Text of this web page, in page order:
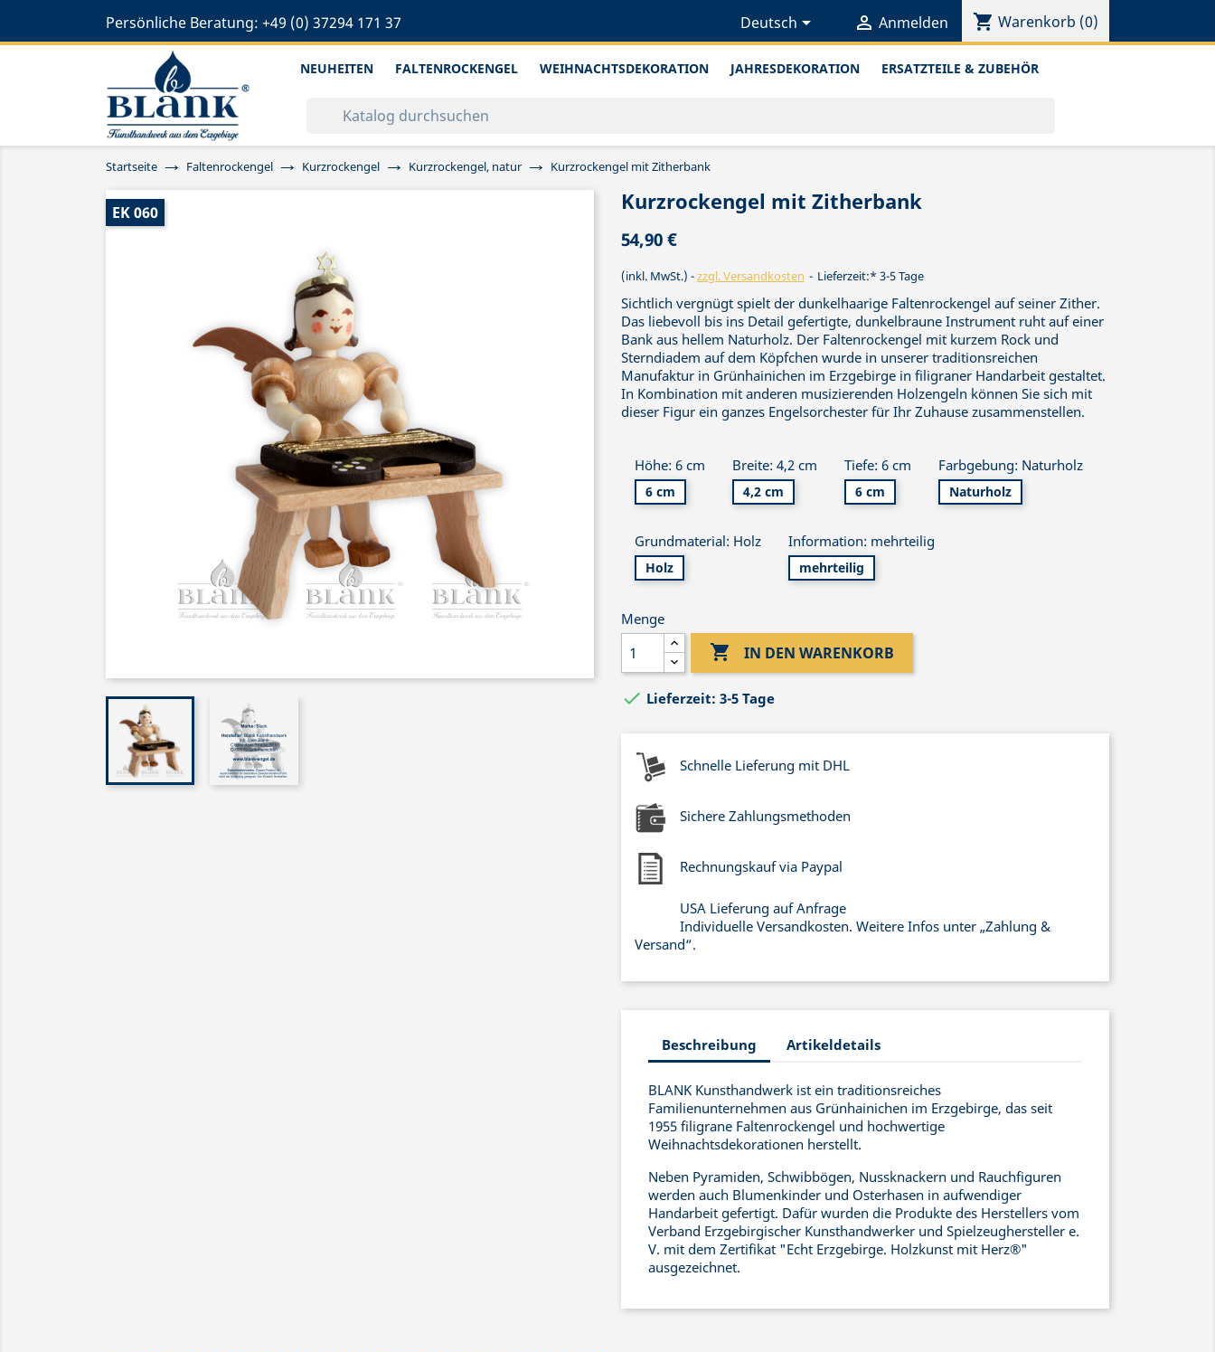
Persönliche Beratung: +49 (0) 37294 171 37 Deutsch  Anmelden shopping_cart Warenkorb (0)
NEUHEITEN FALTENROCKENGEL WEIHNACHTSDEKORATION JAHRESDEKORATION ERSATZTEILE & ZUBEHÖR
Startseite Faltenrockengel Kurzrockengel Kurzrockengel, natur Kurzrockengel mit Zitherbank
EK 060 Kurzrockengel mit Zitherbank
54,90 €
(inkl. MwSt.) zzgl. Versandkosten Lieferzeit:* 3-5 Tage
Sichtlich vergnügt spielt der dunkelhaarige Faltenrockengel auf seiner Zither.
Das liebevoll bis ins Detail gefertigte, dunkelbraune Instrument ruht auf einer
Bank aus hellem Naturholz. Der Faltenrockengel mit kurzem Rock und
Sterndiadem auf dem Köpfchen wurde in unserer traditionsreichen
Manufaktur in Grünhainichen im Erzgebirge in filigraner Handarbeit gestaltet.
In Kombination mit anderen musizierenden Holzengeln können Sie sich mit
dieser Figur ein ganzes Engelsorchester für Ihr Zuhause zusammenstellen.
Höhe: 6 cm
6 cm
Breite: 4,2 cm
4,2 cm
Tiefe: 6 cm
6 cm
Farbgebung: Naturholz
Naturholz
Grundmaterial: Holz
Holz
Information: mehrteilig
mehrteilig
Menge
 IN DEN WARENKORB
 Lieferzeit: 3-5 Tage
Schnelle Lieferung mit DHL
Sichere Zahlungsmethoden
Rechnungskauf via Paypal
USA Lieferung auf Anfrage
Individuelle Versandkosten. Weitere Infos unter „Zahlung &
Versand“.
Beschreibung Artikeldetails
BLANK Kunsthandwerk ist ein traditionsreiches
Familienunternehmen aus Grünhainichen im Erzgebirge, das seit
1955 filigrane Faltenrockengel und hochwertige
Weihnachtsdekorationen herstellt.
Neben Pyramiden, Schwibbögen, Nussknackern und Rauchfiguren
werden auch Blumenkinder und Osterhasen in aufwendiger
Handarbeit gefertigt. Dafür wurden die Produkte des Herstellers vom
Verband Erzgebirgischer Kunsthandwerker und Spielzeughersteller e.
V. mit dem Zertifikat "Echt Erzgebirge. Holzkunst mit Herz®"
ausgezeichnet.